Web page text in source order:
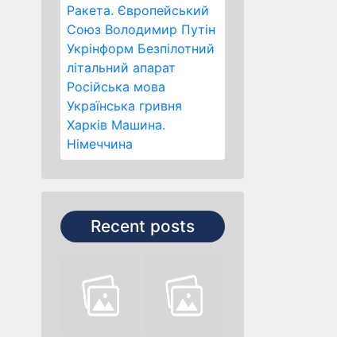
Ракета. Європейський
Союз Володимир Путін
Укрінформ Безпілотний
літальний апарат
Російська мова
Українська гривня
Харків Машина.
Німеччина
Recent posts